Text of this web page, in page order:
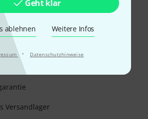
Geht klar
ablehnen Weitere Infos
· Datenschutzhinweise
Garantie
Garantie
Versandlager